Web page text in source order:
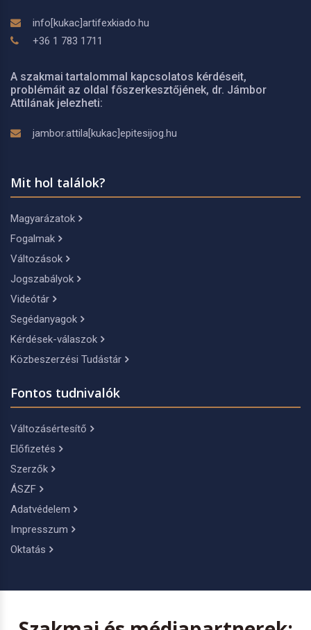
info[kukac]artifexkiado.hu
+36 1 783 1711
A szakmai tartalommal kapcsolatos kérdéseit,
problémáit az oldal főszerkesztőjének, dr. Jámbor
Attilának jelezheti:
jambor.attila[kukac]epitesijog.hu
Mit hol találok?
Magyarázatok
Fogalmak
Változások
Jogszabályok
Videótár
Segédanyagok
Kérdések-válaszok
Közbeszerzési Tudástár
Fontos tudnivalók
Változásértesítő
Előfizetés
Szerzők
ÁSZF
Adatvédelem
Impresszum
Oktatás